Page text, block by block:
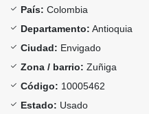
País: Colombia
Departamento: Antioquia
Ciudad: Envigado
Zona / barrio: Zuñiga
Código: 10005462
Estado: Usado